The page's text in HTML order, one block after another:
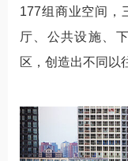
177组商业空间，
厅、公共设施、
区，创造出不同以